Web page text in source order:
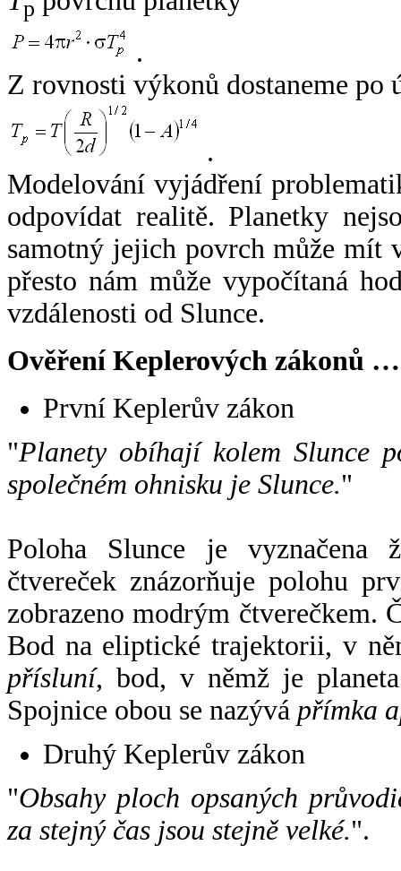
p
.
Z rovnosti výkonů dostaneme po
.
Modelování vyjádření
odpovídat realitě. Planetky
samotný jejich povrch může mít
přesto nám může vypočítaná
vzdálenosti od Slunce.
Ověření Keplerových zákonů …
První Keplerův zákon
"Planety obíhají kolem Slunce
společném ohnisku je Slunce."
Poloha Slunce je vyznačena
čtvereček znázorňuje polohu
zobrazeno modrým čtverečkem.
Bod na eliptické trajektorii, v
přísluní, bod, v němž je
Spojnice obou se nazývá přímka
Druhý Keplerův zákon
"Obsahy ploch opsaných
za stejný čas jsou stejně velké.".